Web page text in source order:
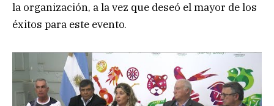
la organización, a la vez que deseó el mayor de los
éxitos para este evento.